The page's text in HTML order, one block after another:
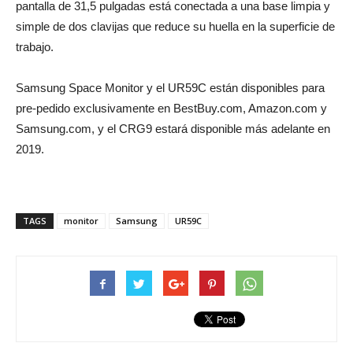
pantalla de 31,5 pulgadas está conectada a una base limpia y
simple de dos clavijas que reduce su huella en la superficie de
trabajo.
Samsung Space Monitor y el UR59C están disponibles para
pre-pedido exclusivamente en BestBuy.com, Amazon.com y
Samsung.com, y el CRG9 estará disponible más adelante en
2019.
TAGS monitor Samsung UR59C